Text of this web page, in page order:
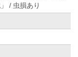
/ 虫損あり